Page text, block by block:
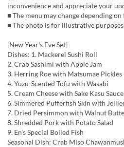
inconvenience and appreciate your
■ The menu may change depending
■ The photo is for illustrative
[New Year's Eve Set]
Dishes: 1. Mackerel Sushi Roll
2. Crab Sashimi with Apple Jam
3. Herring Roe with Matsumae Pickles
4. Yuzu-Scented Tofu with Wasabi
5. Cream Cheese with Sake Kasu Sauce
6. Simmered Pufferfish Skin with
7. Dried Persimmon with Walnut
8. Shredded Pork with Potato Salad
9. En's Special Boiled Fish
Seasonal Dish: Crab Miso